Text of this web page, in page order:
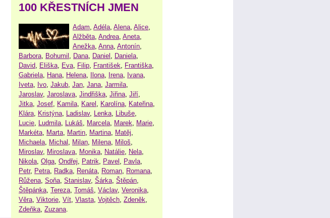
100 KŘESTNÍCH JMEN
Adam Adéla Alena Alice
Alžběta Andrea Aneta
Anežka Anna Antonín
Barbora Bohumil Dana Daniel Daniela
David Eliška Eva Filip František Františka
Gabriela Hana Helena Ilona Irena Ivana
Iveta Ivo Jakub Jan Jana Jarmila
Jaroslav, Jaroslava Jindřiška Jiřina Jiří
Jitka Josef Kamila Karel Karolína Kateřina
Klára Kristýna Ladislav, Lenka Libuše
Lucie Ludmila Lukáš Marcela Marek Marie
Markéta Marta Martin Martina Matěj
Michaela Michal Milan Milena Miloš
Miroslav, Miroslava Monika Natálie Nela
Nikola Olga Ondřej Patrik Pavel Pavla
Petr, Petra Radka Renáta Roman Romana
Růžena Soňa Stanislav, Šárka Štěpán
Štěpánka Tereza Tomáš Václav, Veronika
Věra Viktorie Vít Vlasta Vojtěch Zdeněk
Zdeňka Zuzana